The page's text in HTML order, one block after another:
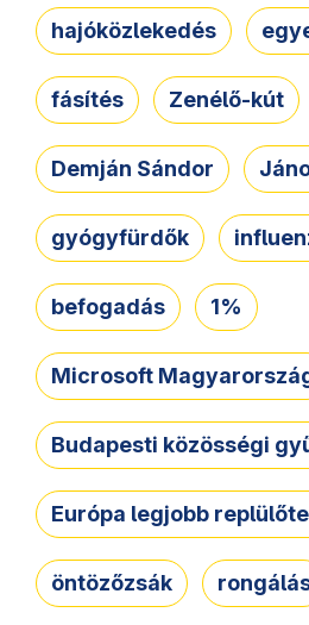
hajóközlekedés
fásítés Zenélő-kút
Demján Sándor
gyógyfürdők
befogadás 1%
Microsoft
Budapesti közösségi
Európa legjobb
öntözőzsák